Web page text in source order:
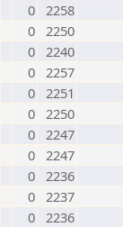
0 2258
0 2250
0 2240
0 2257
0 2251
0 2250
0 2247
0 2247
0 2236
0 2237
0 2236